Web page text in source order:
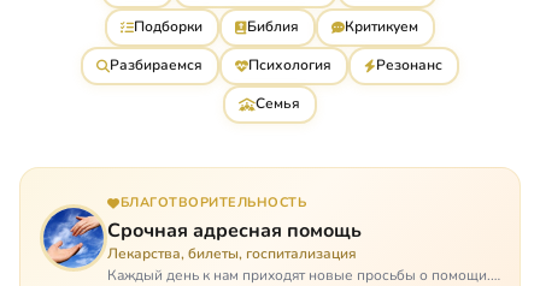
Подборки
Библия
Критикуем
Разбираемся
Психология
Резонанс
Семья
БЛАГОТВОРИТЕЛЬНОСТЬ
Срочная адресная помощь
Лекарства, билеты, госпитализация
Каждый день к нам приходят новые просьбы о помощи.